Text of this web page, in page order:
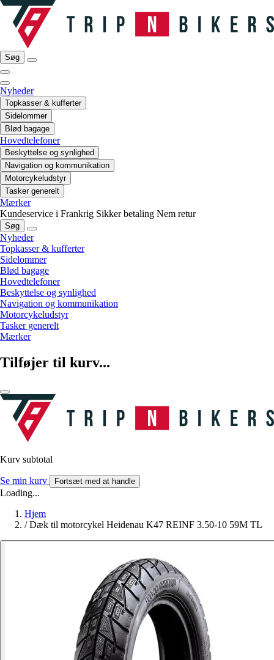
Søg
Nyheder
Topkasser & kufferter
Sidelommer
Blød bagage
Hovedtelefoner
Beskyttelse og synlighed
Navigation og kommunikation
Motorcykeludstyr
Tasker generelt
Mærker
Kundeservice i Frankrig Sikker betaling Nem retur
Søg
Nyheder
Topkasser & kufferter
Sidelommer
Blød bagage
Hovedtelefoner
Beskyttelse og synlighed
Navigation og kommunikation
Motorcykeludstyr
Tasker generelt
Mærker
Tilføjer til kurv...
Kurv subtotal
Se min kurv Fortsæt med at handle
Loading...
Hjem
/ Dæk til motorcykel Heidenau K47 REINF 3.50-10 59M TL